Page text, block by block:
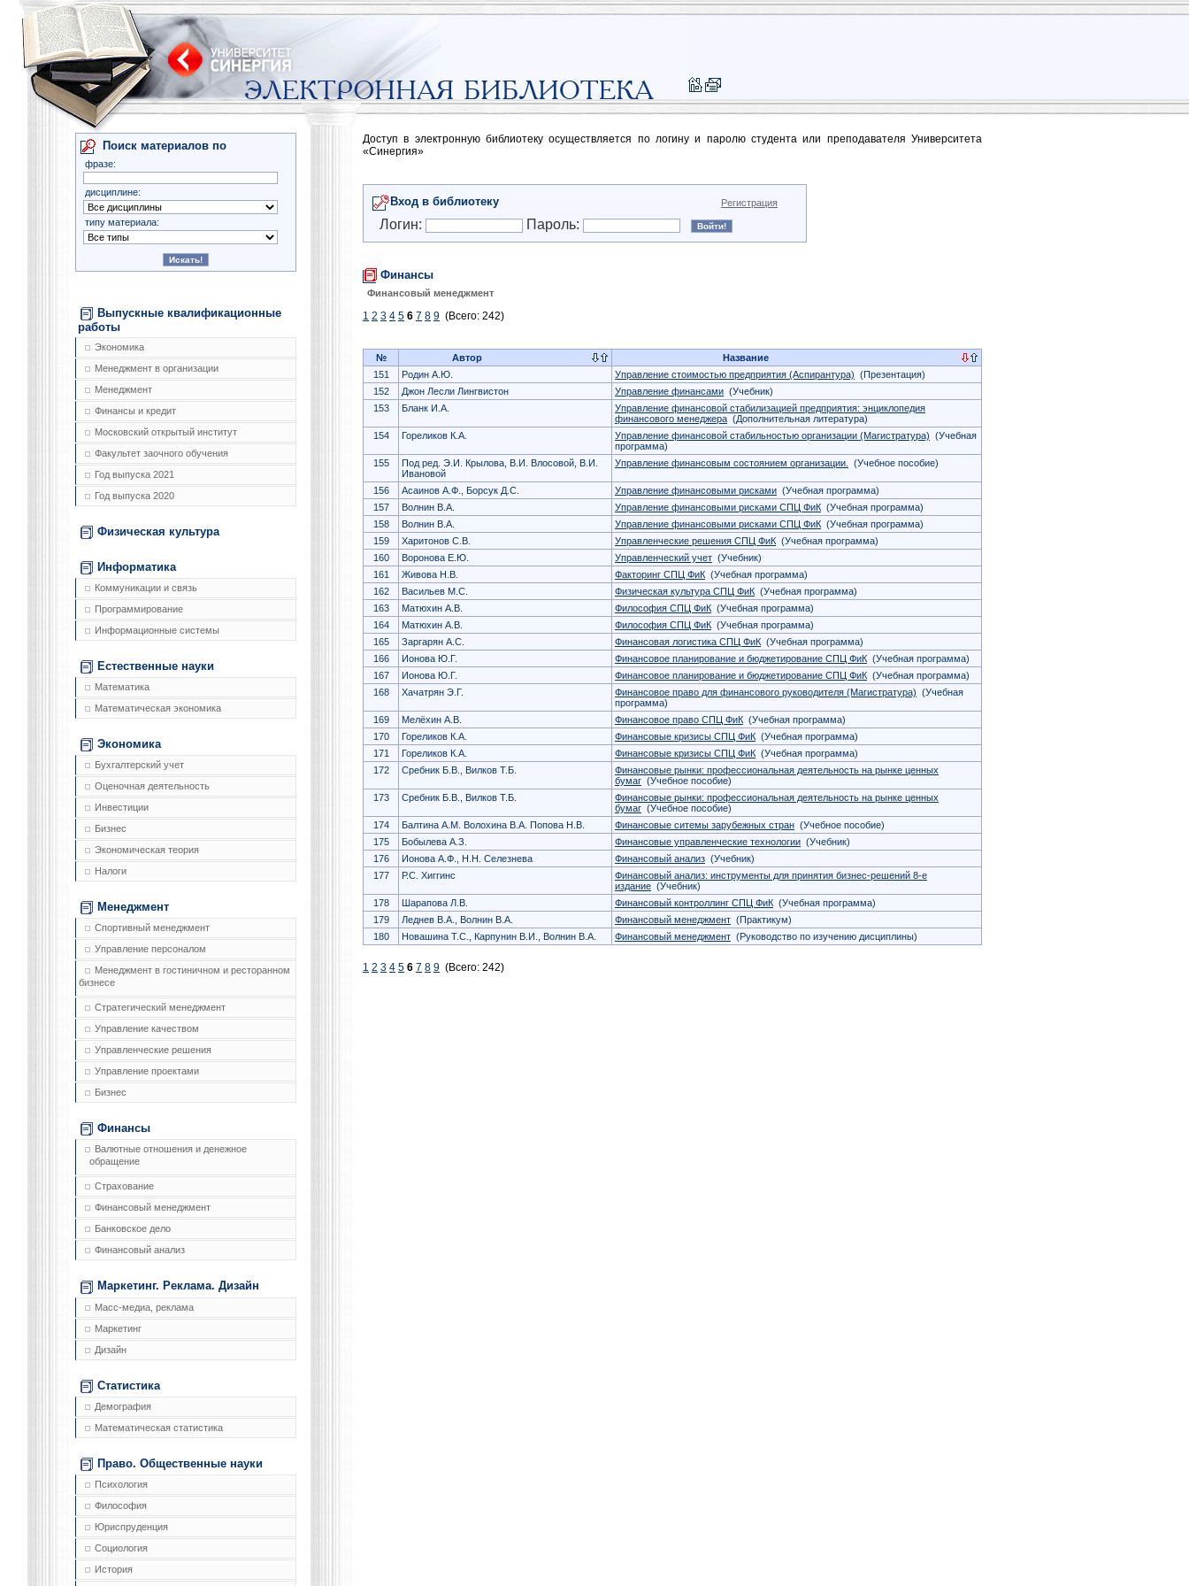
Поиск материалов по
фразе:
дисциплине:
типу материала:
Выпускные квалификационные
работы
Экономика
Менеджмент в организации
Менеджмент
Финансы и кредит
Московский открытый институт
Факультет заочного обучения
Год выпуска 2021
Год выпуска 2020
Физическая культура
Информатика
Коммуникации и связь
Программирование
Информационные системы
Естественные науки
Математика
Математическая экономика
Экономика
Бухгалтерский учет
Оценочная деятельность
Инвестиции
Бизнес
Экономическая теория
Налоги
Менеджмент
Спортивный менеджмент
Управление персоналом
Менеджмент в гостиничном и ресторанном
бизнесе
Стратегический менеджмент
Управление качеством
Управленческие решения
Управление проектами
Бизнес
Финансы
Валютные отношения и денежное
обращение
Страхование
Финансовый менеджмент
Банковское дело
Финансовый анализ
Маркетинг. Реклама. Дизайн
Масс-медиа, реклама
Маркетинг
Дизайн
Статистика
Демография
Математическая статистика
Право. Общественные науки
Психология
Философия
Юриспруденция
Социология
История
Доступ в электронную библиотеку осуществляется по логину и паролю студента или преподавателя Университета
«Синергия»
Вход в библиотеку Регистрация
Логин: Пароль:
Финансы
Финансовый менеджмент
1 2 3 4 5 6 7 8 9 (Всего: 242)
№ Автор
Название
151
Родин А.Ю. Управление стоимостью предприятия (Аспирантура) (Презентация)
152
Джон Лесли Лингвистон Управление финансами (Учебник)
153
Бланк И.А.
Управление финансовой стабилизацией предприятия: энциклопедия
финансового менеджера (Дополнительная литература)
154
Гореликов К.А. Управление финансовой стабильностью организации (Магистратура) (Учебная
программа)
155
Под ред. Э.И. Крылова, В.И. Влосовой, В.И.
Ивановой
Управление финансовым состоянием организации. (Учебное пособие)
156 Асаинов А.Ф., Борсук Д.С. Управление финансовыми рисками (Учебная программа)
157
Волнин В.А. Управление финансовыми рисками СПЦ ФиК (Учебная программа)
158
Волнин В.А. Управление финансовыми рисками СПЦ ФиК (Учебная программа)
159
Харитонов С.В. Управленческие решения СПЦ ФиК (Учебная программа)
160
Воронова Е.Ю. Управленческий учет (Учебник)
161
Живова Н.В. Факторинг СПЦ ФиК (Учебная программа)
162
Васильев М.С. Физическая культура СПЦ ФиК (Учебная программа)
163
Матюхин А.В. Философия СПЦ ФиК (Учебная программа)
164
Матюхин А.В. Философия СПЦ ФиК (Учебная программа)
165
Заргарян А.С. Финансовая логистика СПЦ ФиК (Учебная программа)
166
Ионова Ю.Г. Финансовое планирование и бюджетирование СПЦ ФиК (Учебная программа)
167
Ионова Ю.Г. Финансовое планирование и бюджетирование СПЦ ФиК (Учебная программа)
168
Хачатрян Э.Г. Финансовое право для финансового руководителя (Магистратура) (Учебная
программа)
169
Мелёхин А.В. Финансовое право СПЦ ФиК (Учебная программа)
170
Гореликов К.А. Финансовые кризисы СПЦ ФиК (Учебная программа)
171
Гореликов К.А. Финансовые кризисы СПЦ ФиК (Учебная программа)
172
Сребник Б.В., Вилков Т.Б.
Финансовые рынки: профессиональная деятельность на рынке ценных
бумаг (Учебное пособие)
173
Сребник Б.В., Вилков Т.Б.
Финансовые рынки: профессиональная деятельность на рынке ценных
бумаг (Учебное пособие)
174
Балтина А.М. Волохина В.А. Попова Н.В. Финансовые ситемы зарубежных стран (Учебное пособие)
175
Бобылева А.З. Финансовые управленческие технологии (Учебник)
176
Ионова А.Ф., Н.Н. Селезнева Финансовый анализ (Учебник)
177
Р.С. Хиггинс
Финансовый анализ: инструменты для принятия бизнес-решений 8-е
издание (Учебник)
178
Шарапова Л.В. Финансовый контроллинг СПЦ ФиК (Учебная программа)
179
Леднев В.А., Волнин В.А. Финансовый менеджмент (Практикум)
180
Новашина Т.С., Карпунин В.И., Волнин В.А. Финансовый менеджмент (Руководство по изучению дисциплины)
1 2 3 4 5 6 7 8 9 (Всего: 242)